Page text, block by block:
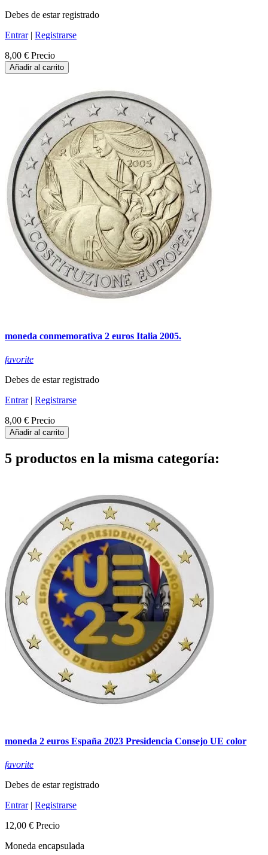
Debes de estar registrado
Entrar| Registrarse
8,00 € Precio
Añadir al carrito
moneda conmemorativa 2 euros Italia 2005.
favorite
Debes de estar registrado
Entrar| Registrarse
8,00 € Precio
Añadir al carrito
5 productos en la misma categoría:
moneda 2 euros España 2023 Presidencia Consejo UE color
favorite
Debes de estar registrado
Entrar| Registrarse
12,00 € Precio
Moneda encapsulada